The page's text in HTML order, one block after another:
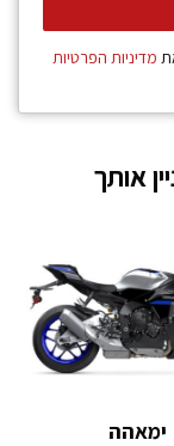
מדיניות הפרטיות
אותך
ימאהה